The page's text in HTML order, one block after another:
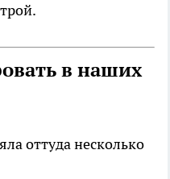
в наших
оттуда несколько